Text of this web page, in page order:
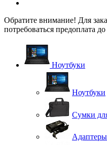
Обратите внимание! Для
потребоваться предоплата
Ноутбуки
Ноутбуки
Сумки